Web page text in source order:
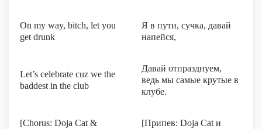
On my way, bitch, let you
get drunk
Я в пути, сучка, давай
напейся,
Let’s celebrate cuz we the
baddest in the club
Давай отпразднуем,
ведь мы самые крутые в
клубе.
[Chorus: Doja Cat &
[Припев: Doja Cat и